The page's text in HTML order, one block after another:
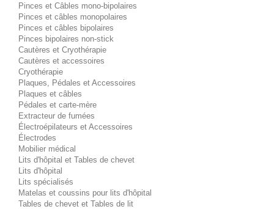
Pinces et Câbles mono-bipolaires
Pinces et câbles monopolaires
Pinces et câbles bipolaires
Pinces bipolaires non-stick
Cautères et Cryothérapie
Cautères et accessoires
Cryothérapie
Plaques, Pédales et Accessoires
Plaques et câbles
Pédales et carte-mère
Extracteur de fumées
Électroépilateurs et Accessoires
Électrodes
Mobilier médical
Lits d'hôpital et Tables de chevet
Lits d'hôpital
Lits spécialisés
Matelas et coussins pour lits d'hôpital
Tables de chevet et Tables de lit